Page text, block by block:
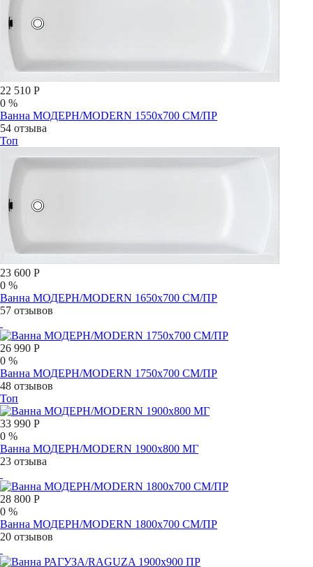
22 510 Р
0 %
Ванна МОДЕРН/MODERN 1550х700 СМ/ПР
54 отзыва
Топ
23 600 Р
0 %
Ванна МОДЕРН/MODERN 1650х700 СМ/ПР
57 отзывов
26 990 Р
0 %
Ванна МОДЕРН/MODERN 1750х700 СМ/ПР
48 отзывов
Топ
33 990 Р
0 %
Ванна МОДЕРН/MODERN 1900х800 МГ
23 отзыва
28 800 Р
0 %
Ванна МОДЕРН/MODERN 1800х700 СМ/ПР
20 отзывов